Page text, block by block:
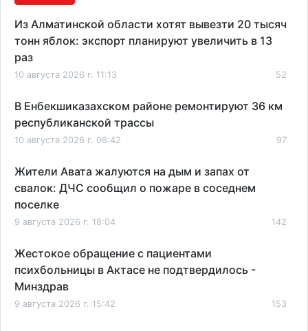
Из Алматинской области хотят вывезти 20 тысяч
тонн яблок: экспорт планируют увеличить в 13
раз
10 августа 2026 г. 11:13 52
В Енбекшиказахском районе ремонтируют 36 км
республиканской трассы
10 августа 2026 г. 06:42 97
Жители Авата жалуются на дым и запах от
свалок: ДЧС сообщил о пожаре в соседнем
поселке
9 августа 2026 г. 18:04 142
Жестокое обращение с пациентами
психбольницы в Актасе не подтвердилось -
Минздрав
9 августа 2026 г. 15:42 153